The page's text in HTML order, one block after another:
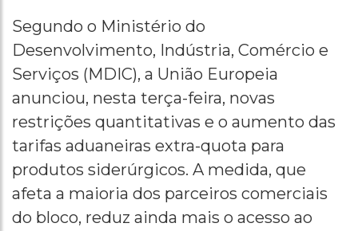
Segundo o Ministério do
Desenvolvimento, Indústria, Comércio e
Serviços (MDIC), a União Europeia
anunciou, nesta terça-feira, novas
restrições quantitativas e o aumento das
tarifas aduaneiras extra-quota para
produtos siderúrgicos. A medida, que
afeta a maioria dos parceiros comerciais
do bloco, reduz ainda mais o acesso ao